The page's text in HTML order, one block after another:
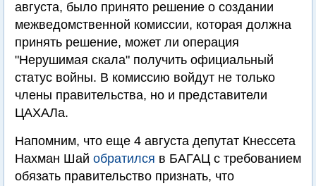
августа, было принято решение о создании
межведомственной комиссии, которая должна
принять решение, может ли операция
"Нерушимая скала" получить официальный
статус войны. В комиссию войдут не только
члены правительства, но и представители
ЦАХАЛа.
Напомним, что еще 4 августа депутат Кнессета
Нахман Шай обратился в БАГАЦ с требованием
обязать правительство признать, что